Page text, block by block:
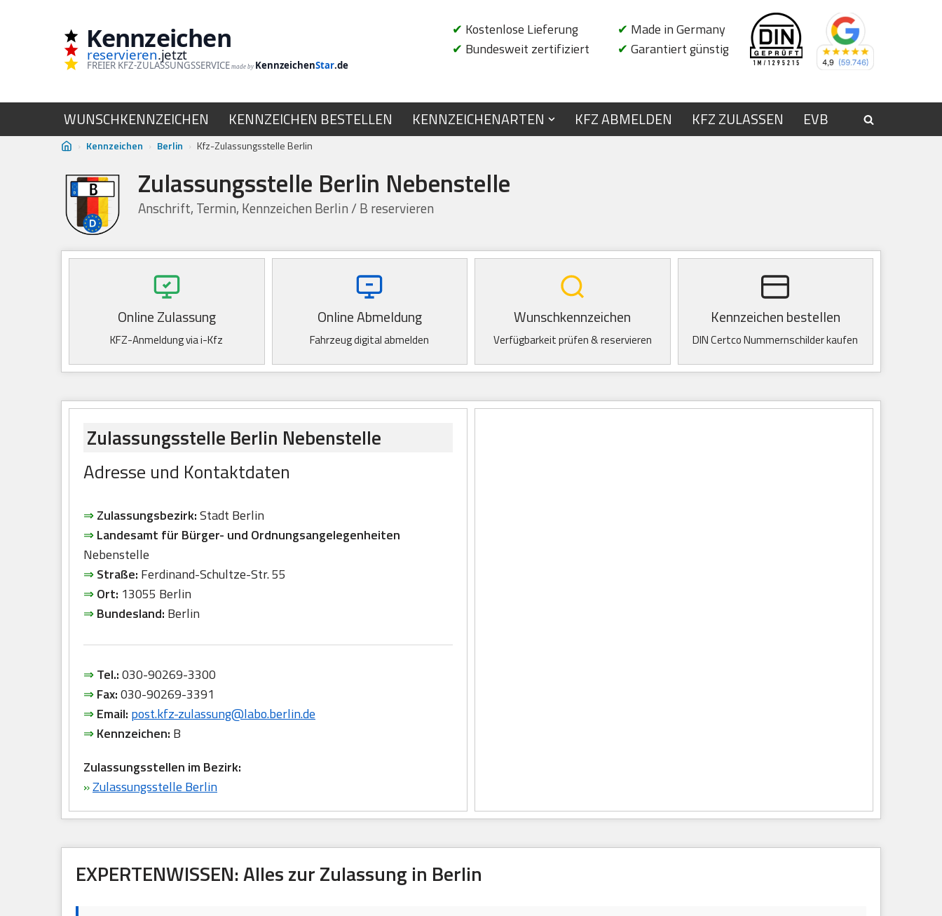
Kennzeichen
reservieren.jetzt
FREIER KFZ-ZULASSUNGSSERVICE made by KennzeichenStar.de
✔ Kostenlose Lieferung
✔ Bundesweit zertifiziert
✔ Made in Germany
✔ Garantiert günstig
WUNSCHKENNZEICHEN KENNZEICHEN BESTELLEN KENNZEICHENARTEN KFZ ABMELDEN KFZ ZULASSEN EVB
› Kennzeichen › Berlin › Kfz-Zulassungsstelle Berlin
Zulassungsstelle Berlin Nebenstelle
Anschrift, Termin, Kennzeichen Berlin / B reservieren
Online Zulassung
KFZ-Anmeldung via i-Kfz
Online Abmeldung
Fahrzeug digital abmelden
Wunschkennzeichen
Verfügbarkeit prüfen & reservieren
Kennzeichen bestellen
DIN Certco Nummernschilder kaufen
Zulassungsstelle Berlin Nebenstelle
Adresse und Kontaktdaten
⇒Zulassungsbezirk:Stadt Berlin
⇒Landesamt für Bürger- und Ordnungsangelegenheiten
Nebenstelle
⇒Straße: Ferdinand-Schultze-Str. 55
⇒Ort: 13055 Berlin
⇒Bundesland: Berlin
⇒Tel.:030-90269-3300
⇒Fax:030-90269-3391
⇒Email: post.kfz-zulassung@labo.berlin.de
⇒Kennzeichen: B
Zulassungsstellen im Bezirk:
»Zulassungsstelle Berlin
EXPERTENWISSEN: Alles zur Zulassung in Berlin